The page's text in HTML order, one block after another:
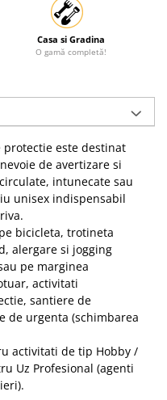
Casa si Gradina
O gamă completă!
protectie este destinat
de avertizare si
intunecate sau
unisex indispensabil
bicicleta, trotineta
alergare si jogging
pe marginea
activitati
santiere de
urgenta (schimbarea
activitati de tip Hobby /
Uz Profesional (agenti